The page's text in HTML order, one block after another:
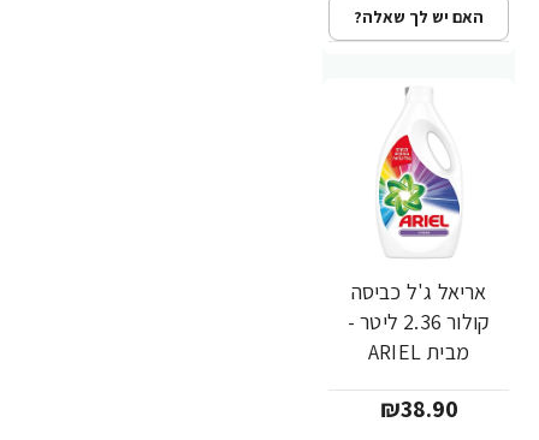
האם יש לך שאלה?
אריאל ג'ל כביסה
קולור 2.36 ליטר -
מבית ARIEL
₪38.90